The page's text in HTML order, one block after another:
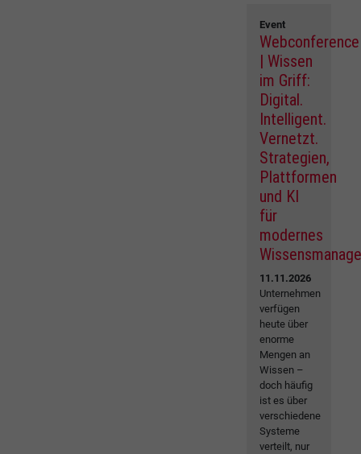
Event
Webconference
| Wissen
im Griff:
Digital.
Intelligent.
Vernetzt.
Strategien,
Plattformen
und KI
für
modernes
11.11.2026
Unternehmen
verfügen
heute über
enorme
Mengen an
Wissen –
doch häufig
ist es über
verschiedene
Systeme
verteilt, nur